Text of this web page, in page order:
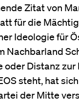
Zitat von
für die
Ideologie für
Nachbarland
oder Distanz
steht, hat
der Mitte